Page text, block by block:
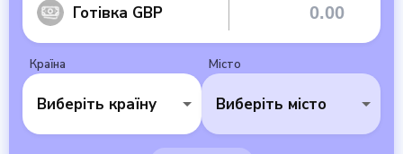
Готівка GBP
Країна
Виберіть країну
Місто
Виберіть місто